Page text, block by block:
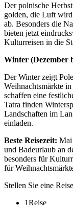
Der polnische
golden, die Luft wird
ab. Besonders die
bieten jetzt
Kulturreisen in die
Winter (Dezember
Der Winter zeigt
Weihnachtsmärkte
schaffen eine
Tatra finden
Landschaften im
einladen.
Beste Reisezeit: Mai
und Badeurlaub an
besonders für
für
Stellen Sie eine
1Reise